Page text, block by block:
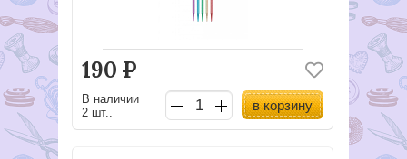
190 Р
В наличии
2 шт..
в корзину